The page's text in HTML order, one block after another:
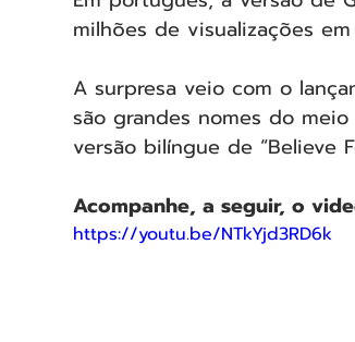
milhões de visualizações
A surpresa veio com o
são grandes nomes do
versão bilíngue de “Believe
Acompanhe, a seguir, o
https://youtu.be/NTkYjd3RD6k